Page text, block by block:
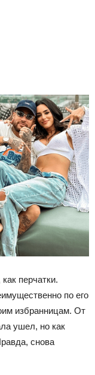
перчатки.
по его
избранницам. От
ушел, но как
снова